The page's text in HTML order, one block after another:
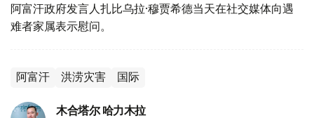
阿富汗政府发言人扎比乌拉·穆贾希德当天在社交媒体向遇
难者家属表示慰问。
阿富汗 洪涝灾害 国际
木合塔尔 哈力木拉